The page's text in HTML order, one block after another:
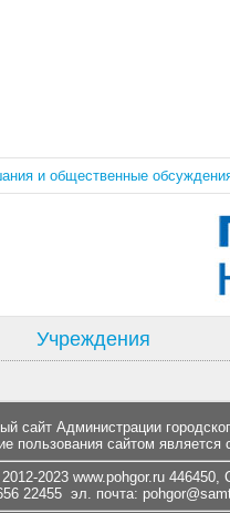
и общественные
Учреждения
сайт Администрации
пользования сайтом
2023 www.pohgor.ru 446450,
22455 эл. почта: